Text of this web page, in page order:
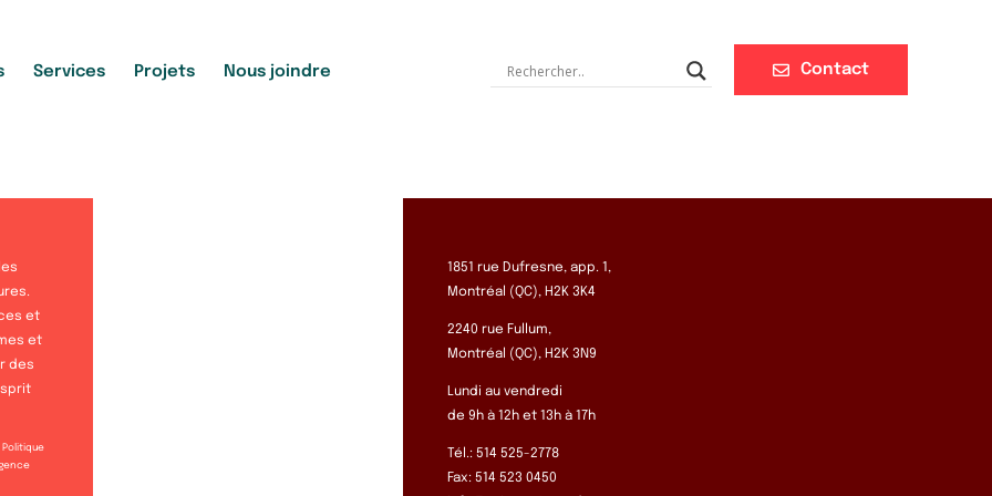
Services Projets Nous joindre Contact
et
et
des
Politique
1851 rue Dufresne, app. 1,
Montréal (QC), H2K 3K4
2240 rue Fullum,
Montréal (QC), H2K 3N9
Lundi au vendredi
de 9h à 12h et 13h à 17h
Tél.: 514 525-2778
Fax: 514 523 0450